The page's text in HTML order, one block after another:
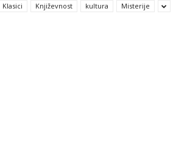
Klasici Književnost kultura Misterije